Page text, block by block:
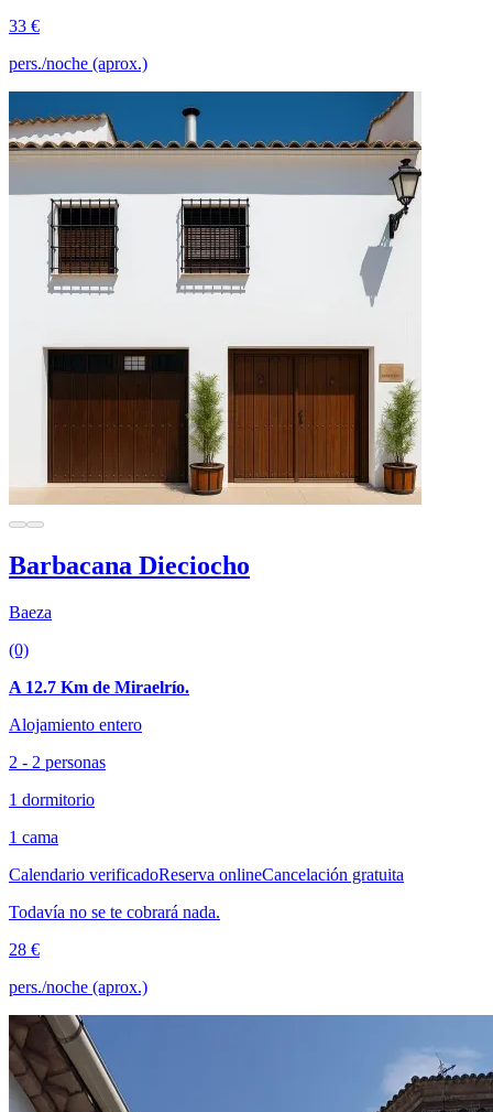
33 €
pers./noche (aprox.)
Barbacana Dieciocho
Baeza
(0)
A 12.7 Km de Miraelrío.
Alojamiento entero
2 - 2 personas
1 dormitorio
1 cama
Calendario verificadoReserva onlineCancelación gratuita
Todavía no se te cobrará nada.
28 €
pers./noche (aprox.)